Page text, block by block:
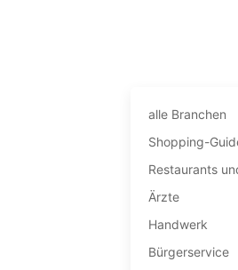
alle Branchen
Shopping-
Restaurants
Ärzte
Handwerk
Bürgerservice